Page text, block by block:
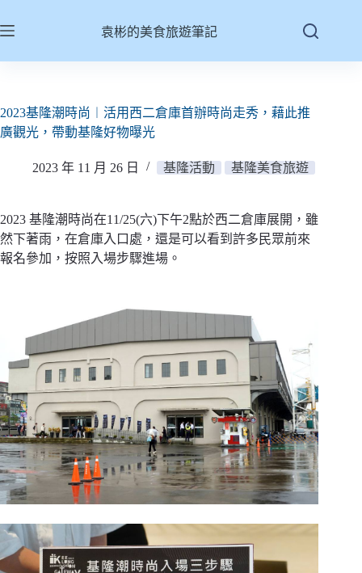
至
容
袁彬的美食旅遊筆記
2023基隆潮時尚︱活用西二倉庫首辦時尚走秀，藉此推
廣觀光，帶動基隆好物曝光
2023 年 11 月 26 日 基隆活動 基隆美食旅遊
2023 基隆潮時尚在11/25(六)下午2點於西二倉庫展開，雖
然下著雨，在倉庫入口處，還是可以看到許多民眾前來
報名參加，按照入場步驟進場。